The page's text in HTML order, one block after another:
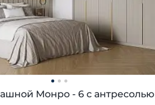
Монро - 6 с антресолью